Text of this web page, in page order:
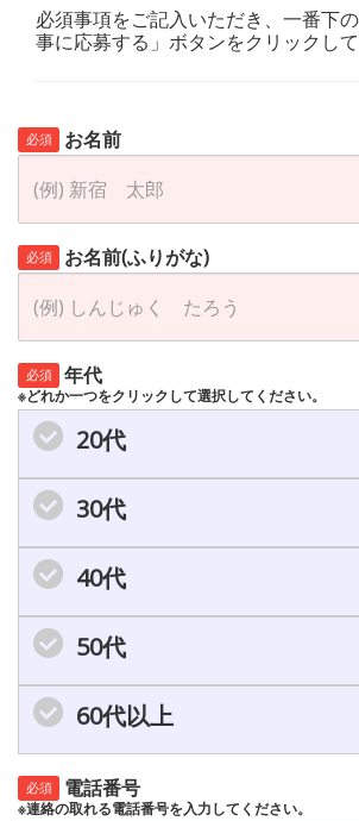
必須事項をご記入いただき、一番下
事に応募する」ボタンをクリックして
必須 お名前
必須 お名前(ふりがな)
必須 年代
※どれか一つをクリックして選択してください。
20代
30代
40代
50代
60代以上
必須 電話番号
※連絡の取れる電話番号を入力してください。